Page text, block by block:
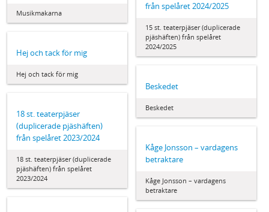
från spelåret 2024/2025
15 st. teaterpjäser (duplicerade
pjäshäften) från spelåret
2024/2025
Musikmakarna
Hej och tack för mig
Hej och tack för mig
Beskedet
Beskedet
18 st. teaterpjäser
(duplicerade pjäshäften)
från spelåret 2023/2024
18 st. teaterpjäser (duplicerade
pjäshäften) från spelåret
2023/2024
Kåge Jonsson – vardagens
betraktare
Kåge Jonsson – vardagens
betraktare